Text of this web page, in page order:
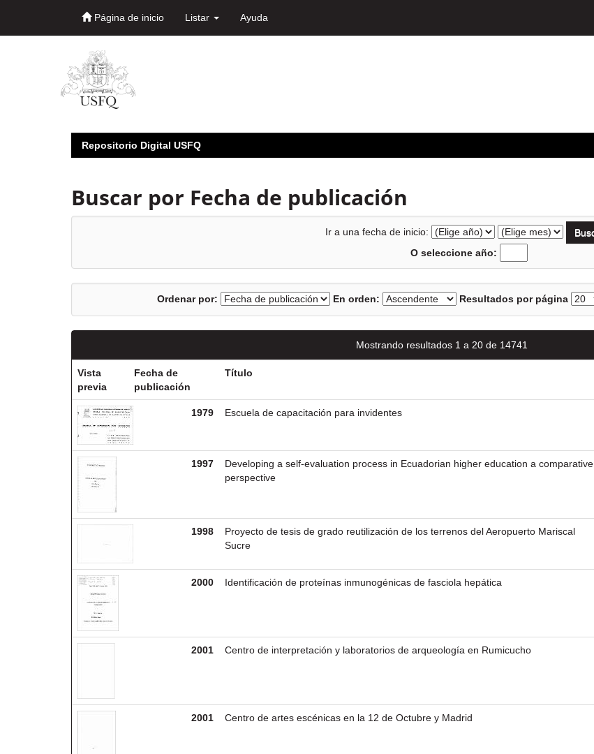
Página de inicio Listar Ayuda
Repositorio Digital USFQ
Buscar por Fecha de publicación
Ir a una fecha de inicio:
O seleccione año:
Ordenar por: En orden: Resultados por página
Mostrando resultados 1 a 20 de 14741
Vista
previa
Fecha de
publicación
Título
1979 Escuela de capacitación para invidentes
1997
Developing a self-evaluation process in Ecuadorian higher education a comparative
perspective
1998
Proyecto de tesis de grado reutilización de los terrenos del Aeropuerto Mariscal
Sucre
2000 Identificación de proteínas inmunogénicas de fasciola hepática
2001 Centro de interpretación y laboratorios de arqueología en Rumicucho
2001 Centro de artes escénicas en la 12 de Octubre y Madrid